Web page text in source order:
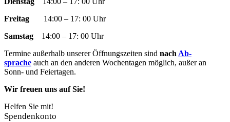
opens
new
opens
new
opens
new
opens
new
page
in
window
Freitag 14:00 – 17: 00 Uhr
Samstag 14:00 – 17: 00 Uhr
Termine außer­halb un­ser­er Öff­nungs­zeit­en sind nach Ab­
sprache auch an den an­der­en Woch­en­tag­en mög­lich, außer an
Sonn- und Fei­­er­­tag­en.
Wir freuen uns auf Sie!
Helfen Sie mit!
Spendenkonto